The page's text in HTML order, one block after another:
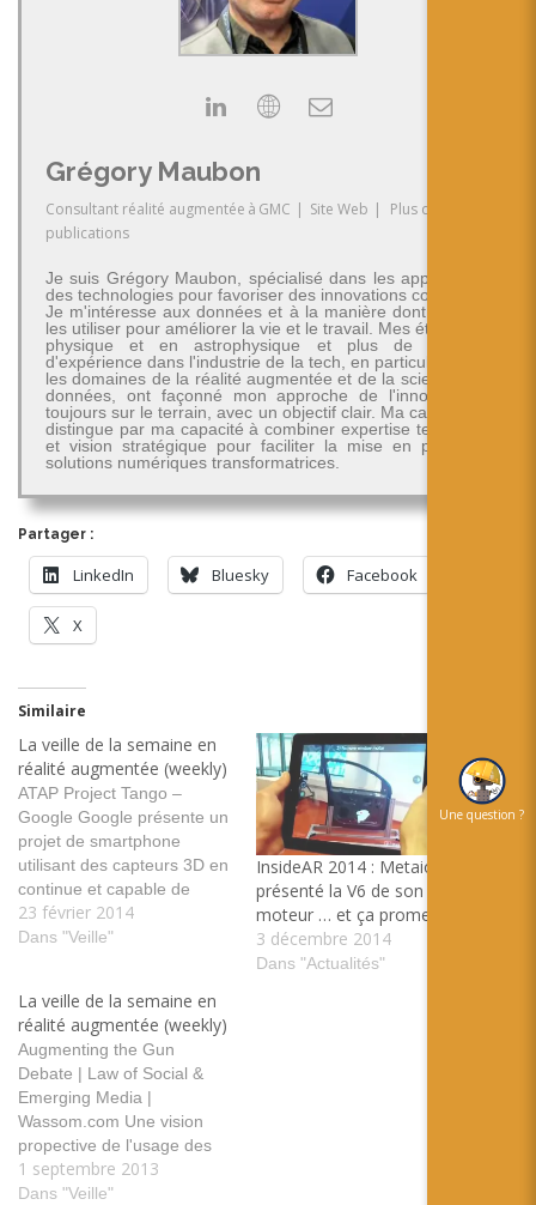
Grégory Maubon
Consultant réalité augmentée à GMC | Site Web |
Plus de
publications
Je suis Grégory Maubon, spécialisé dans les applications
des technologies pour favoriser des innovations concrètes.
Je m'intéresse aux données et à la manière dont on peut
les utiliser pour améliorer la vie et le travail. Mes études en
physique et en astrophysique et plus de 30 ans
d'expérience dans l'industrie de la tech, en particulier dans
les domaines de la réalité augmentée et de la science des
données, ont façonné mon approche de l'innovation -
toujours sur le terrain, avec un objectif clair. Ma carrière se
distingue par ma capacité à combiner expertise technique
et vision stratégique pour faciliter la mise en place de
solutions numériques transformatrices.
Partager :
LinkedIn Bluesky Facebook
X
Similaire
La veille de la semaine en
réalité augmentée (weekly)
ATAP Project Tango –
Google Google présente un
projet de smartphone
utilisant des capteurs 3D en
continue et capable de
mettre de la réalité
augmentée en scene tags:
projet Transition
Recommendations for
Location Based Channels |
metaio Developer Portal La
nouvelle version de
Junaio…
23 février 2014
Dans "Veille"
InsideAR 2014 : Metaio a
présenté la V6 de son
moteur … et ça promet !
3 décembre 2014
Dans "Actualités"
La veille de la semaine en
réalité augmentée (weekly)
Augmenting the Gun
Debate | Law of Social &
Emerging Media |
Wassom.com Une vision
propective de l'usage des
technologies de réalité
augmentée dans le
1 septembre 2013
Dans "Veille"
Une question ?